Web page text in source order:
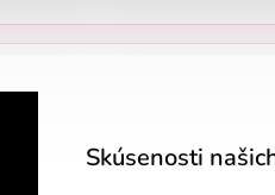
Skúsenosti